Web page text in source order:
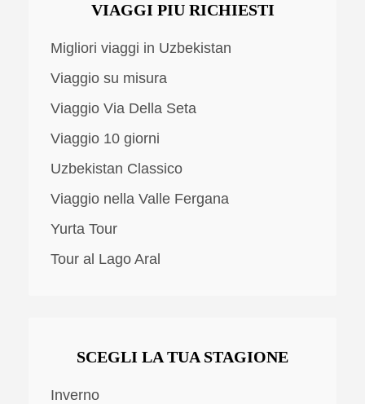
VIAGGI PIU RICHIESTI
Migliori viaggi in Uzbekistan
Viaggio su misura
Viaggio Via Della Seta
Viaggio 10 giorni
Uzbekistan Classico
Viaggio nella Valle Fergana
Yurta Tour
Tour al Lago Aral
SCEGLI LA TUA STAGIONE
Inverno